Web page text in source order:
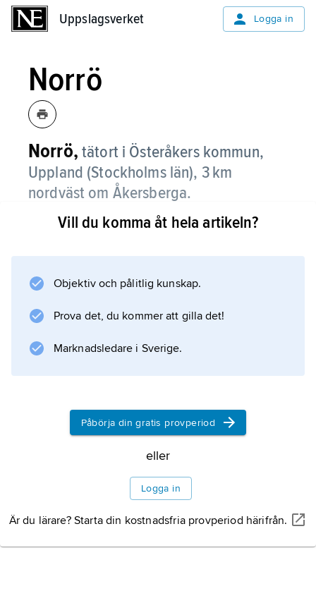
Uppslagsverket Logga in
Norrö
Norrö, tätort i Österåkers kommun,
Uppland (Stockholms län), 3 km
nordväst om Åkersberga.
Norrö ingår i Åkersbergas tätort. Orten, som
utsträckning bebos året runt.
Information om artikeln
Vill du komma åt hela artikeln?
Objektiv och pålitlig kunskap.
Prova det, du kommer att gilla det!
Marknadsledare i Sverige.
Påbörja din gratis provperiod
eller
Logga in
Är du lärare? Starta din kostnadsfria provperiod härifrån.